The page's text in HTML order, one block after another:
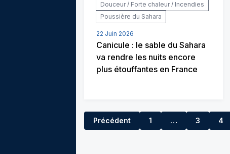
Douceur / Forte chaleur / Incendies
Poussière du Sahara
22 Juin 2026
Canicule : le sable du Sahara
va rendre les nuits encore
plus étouffantes en France
Précédent 1 …
2 3 4